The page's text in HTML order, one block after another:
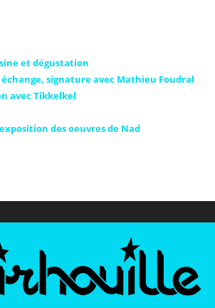
et dégustation
signature avec Mathieu Foudral
avec Tikkelkel
des oeuvres de Nad